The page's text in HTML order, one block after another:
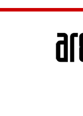
Skip to main